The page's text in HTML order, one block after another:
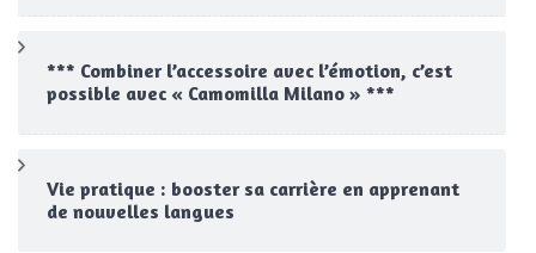
*** Combiner l’accessoire avec l’émotion, c’est
possible avec « Camomilla Milano » ***
Vie pratique : booster sa carrière en apprenant
de nouvelles langues